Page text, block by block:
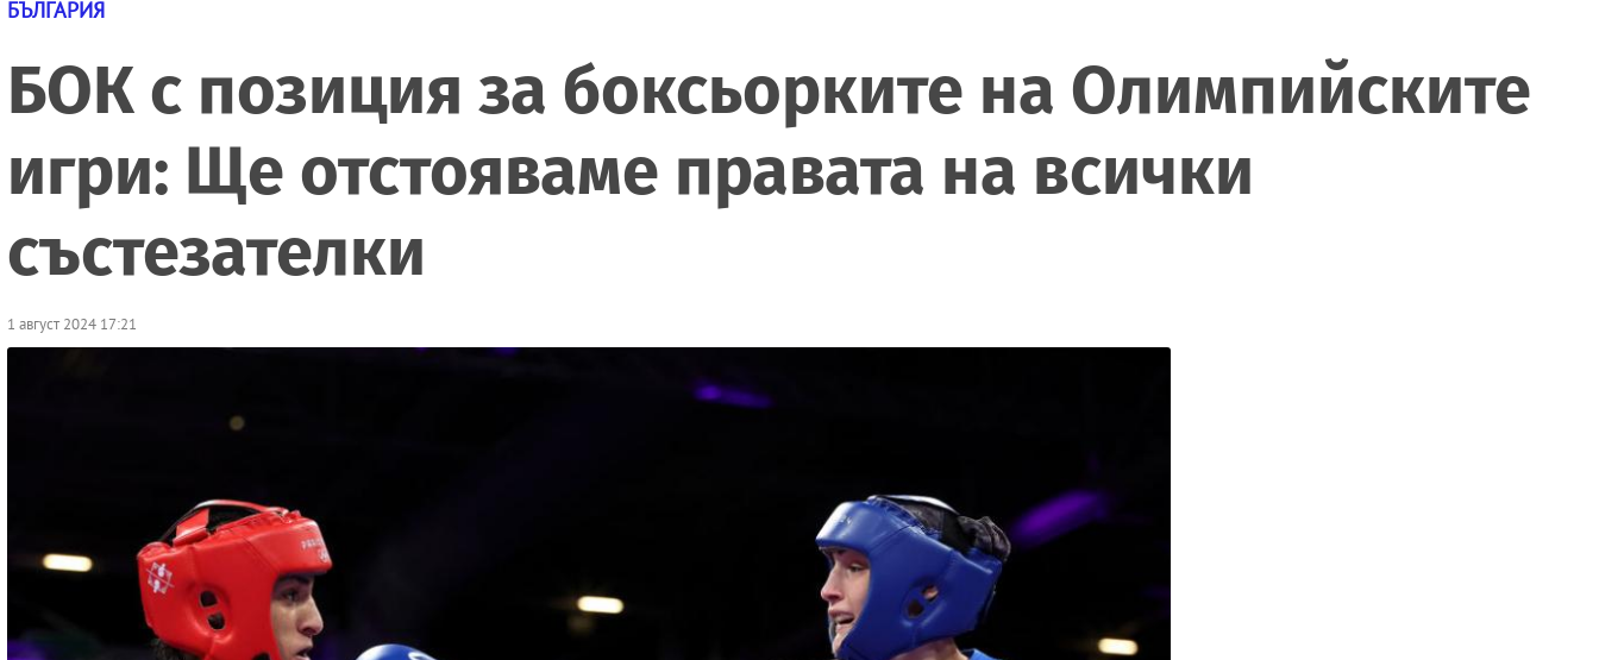
БЪЛГАРИЯ
БОК с позиция за боксьорките на Олимпийските
игри: Ще отстояваме правата на всички
състезателки
1 август 2024 17:21